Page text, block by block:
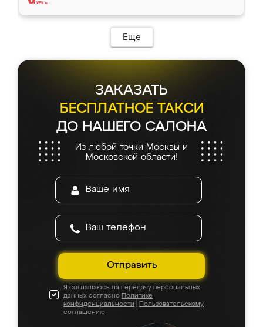
Еще
ЗАКАЗАТЬ
БЕСПЛАТНОЕ ТАКСИ
ДО НАШЕГО САЛОНА
Из любой точки Москвы и
Московской области!
Отправить
Я соглашаюсь на передачу персональных
данных согласно Политике
конфиденциальности
Пользовательскому
соглашению